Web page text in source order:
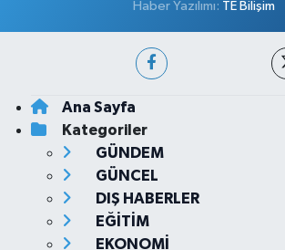
Haber Yazılımı: TE Bilişim
Ana Sayfa
Kategoriler
GÜNDEM
GÜNCEL
DIŞ HABERLER
EĞİTİM
EKONOMİ